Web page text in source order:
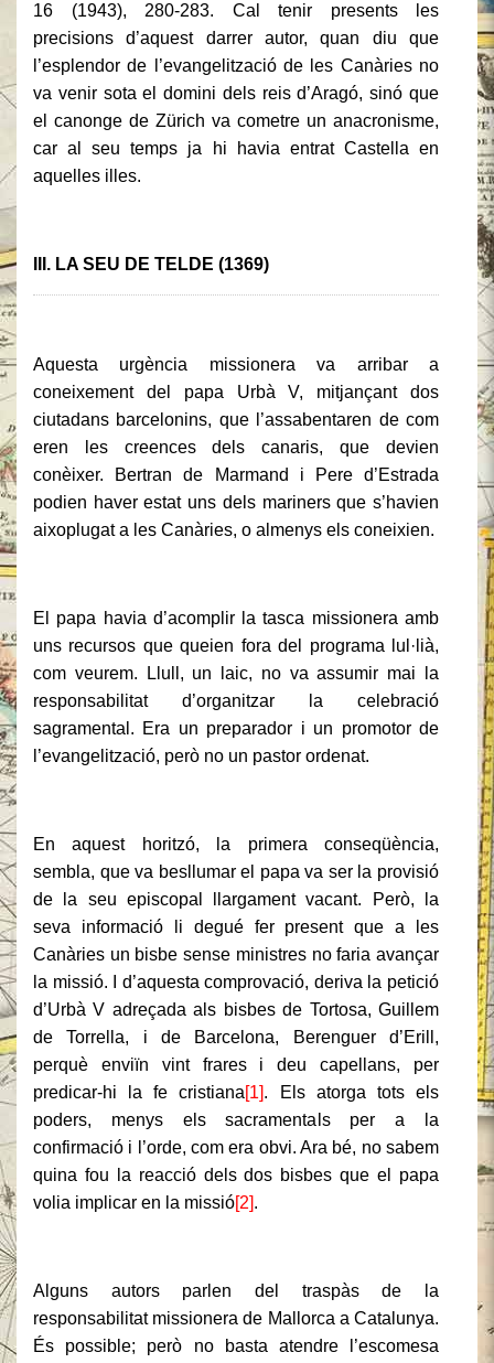
16 (1943), 280-283. Cal tenir presents les
precisions d’aquest darrer autor, quan diu que
l’esplendor de l’evangelització de les Canàries no
va venir sota el domini dels reis d’Aragó, sinó que
el canonge de Zürich va cometre un anacronisme,
car al seu temps ja hi havia entrat Castella en
aquelles illes.
. LA SEU DE TELDE (1369)
Aquesta urgència missionera va arribar a
coneixement del papa Urbà V, mitjançant dos
ciutadans barcelonins, que l’assabentaren de com
eren les creences dels canaris, que devien
conèixer. Bertran de Marmand i Pere d’Estrada
podien haver estat uns dels mariners que s’havien
aixoplugat a les Canàries, o almenys els coneixien.
El papa havia d’acomplir la tasca missionera amb
uns recursos que queien fora del programa lul·lià,
com veurem. Llull, un laic, no va assumir mai la
responsabilitat d’organitzar la celebració
sagramental. Era un preparador i un promotor de
l’evangelització, però no un pastor ordenat.
En aquest horitzó, la primera conseqüència,
sembla, que va besllumar el papa va ser la provisió
de la seu episcopal llargament vacant. Però, la
seva informació li degué fer present que a les
Canàries un bisbe sense ministres no faria avançar
la missió. I d’aquesta comprovació, deriva la petició
d’Urbà V adreçada als bisbes de Tortosa, Guillem
de Torrella, i de Barcelona, Berenguer d’Erill,
perquè enviïn vint frares i deu capellans, per
predicar-hi la fe cristiana[1]. Els atorga tots els
poders, menys els sacramentals per a la
confirmació i l’orde, com era obvi. Ara bé, no sabem
quina fou la reacció dels dos bisbes que el papa
volia implicar en la missió[2].
Alguns autors parlen del traspàs de la
responsabilitat missionera de Mallorca a Catalunya.
És possible; però no basta atendre l’escomesa